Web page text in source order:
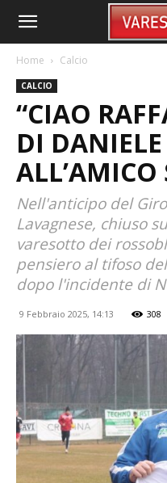
Home Calcio
CALCIO
“CIAO
DI
ALL’AMICO
Nell'anticipo del
Lavagnese, chiuso
varesotto dei
pensiero al tifoso
dopo l'incidente di
9 Febbraio 2025, 14:13 308